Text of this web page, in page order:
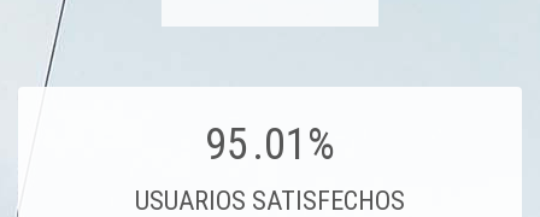
95.01%
USUARIOS SATISFECHOS